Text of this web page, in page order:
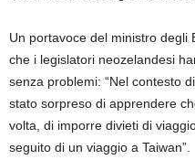
Un portavoce del ministro degli
che i legislatori neozelandesi
senza problemi: “Nel contesto
stato sorpreso di apprendere
volta, di imporre divieti di
seguito di un viaggio a Taiwan”.